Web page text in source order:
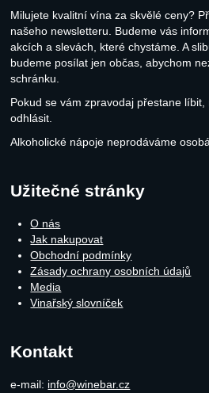
Milujete kvalitní vína za skvělé ceny?
našeho newsletteru. Budeme vás
akcích a slevách, které chystáme. A
budeme posílat jen občas, abychom
schránku.
Pokud se vám zpravodaj přestane
odhlásit.
Alkoholické nápoje neprodáváme
Užitečné stránky
O nás
Jak nakupovat
Obchodní podmínky
Zásady ochrany osobních údajů
Media
Vinařský slovníček
Kontakt
e-mail: info@winebar.cz